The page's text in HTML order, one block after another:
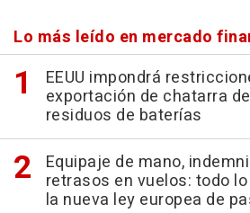
Lo más leído en mercado
EEUU impondrá
exportación de chatarra
residuos de baterías
Equipaje de mano,
retrasos en vuelos: todo
la nueva ley europea de